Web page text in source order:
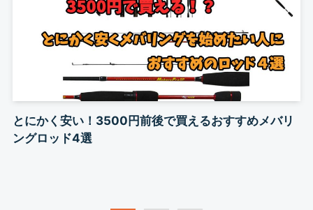
とにかく安い！3500円前後で買えるおすすめメバリ
ングロッド4選